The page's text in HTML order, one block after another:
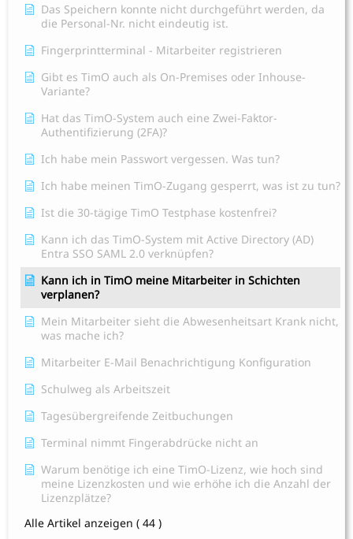
Das Speichern konnte nicht durchgeführt werden, da
die Personal-Nr. nicht eindeutig ist.
Fingerprintterminal - Mitarbeiter registrieren
Gibt es TimO auch als On-Premises oder Inhouse-
Variante?
Hat das TimO-System auch eine Zwei-Faktor-
Authentifizierung (2FA)?
Ich habe mein Passwort vergessen. Was tun?
Ich habe meinen TimO-Zugang gesperrt, was ist zu tun?
Ist die 30-tägige TimO Testphase kostenfrei?
Kann ich das TimO-System mit Active Directory (AD)
Entra SSO SAML 2.0 verknüpfen?
Kann ich in TimO meine Mitarbeiter in Schichten
verplanen?
Mein Mitarbeiter sieht die Abwesenheitsart Krank nicht,
was mache ich?
Mitarbeiter E-Mail Benachrichtigung Konfiguration
Schulweg als Arbeitszeit
Tagesübergreifende Zeitbuchungen
Terminal nimmt Fingerabdrücke nicht an
Warum benötige ich eine TimO-Lizenz, wie hoch sind
meine Lizenzkosten und wie erhöhe ich die Anzahl der
Lizenzplätze?
Alle Artikel anzeigen ( 44 )